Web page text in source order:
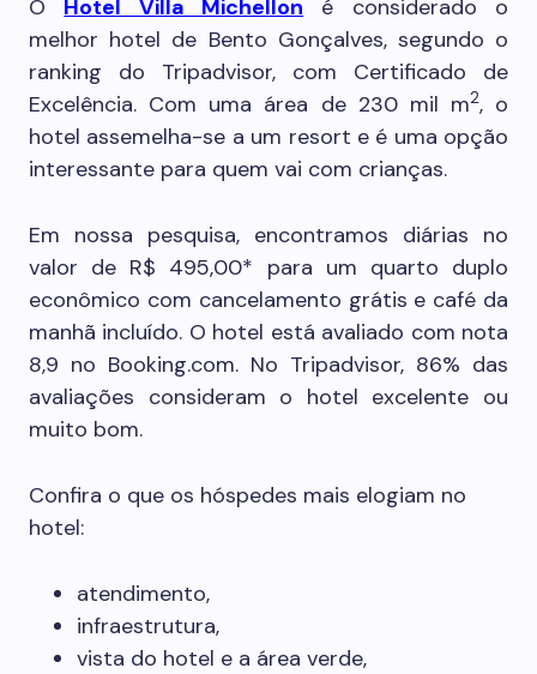
O Hotel Villa Michellon é considerado o
melhor hotel de Bento Gonçalves, segundo o
ranking do Tripadvisor, com Certificado de
Excelência. Com uma área de 230 mil m2, o
hotel assemelha-se a um resort e é uma opção
interessante para quem vai com crianças.
Em nossa pesquisa, encontramos diárias no
valor de R$ 495,00* para um quarto duplo
econômico com cancelamento grátis e café da
manhã incluído. O hotel está avaliado com nota
8,9 no Booking.com. No Tripadvisor, 86% das
avaliações consideram o hotel excelente ou
muito bom.
Confira o que os hóspedes mais elogiam no
hotel:
atendimento,
infraestrutura,
vista do hotel e a área verde,